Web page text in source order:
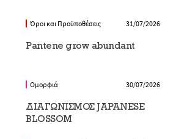
Όροι και Προϋποθέσεις 31/07/2026
Pantene grow abundant
Ομορφιά 30/07/2026
ΔΙΑΓΩΝΙΣΜΟΣ JAPANESE
BLOSSOM